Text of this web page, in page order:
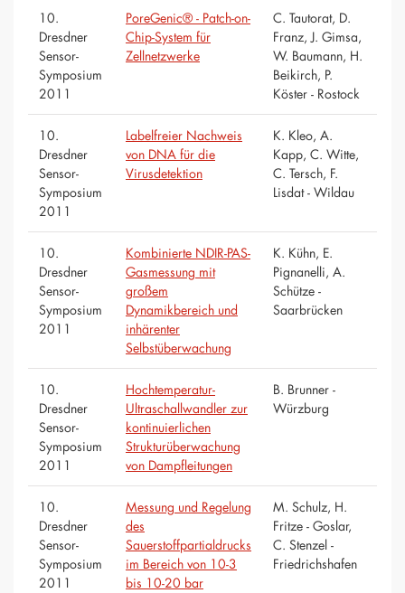
10.
Dresdner
Sensor-
Symposium
2011
PoreGenic® - Patch-on-
Chip-System für
Zellnetzwerke
C. Tautorat, D.
Franz, J. Gimsa,
W. Baumann, H.
Beikirch, P.
Köster - Rostock
10.
Dresdner
Sensor-
Symposium
2011
Labelfreier Nachweis
von DNA für die
Virusdetektion
K. Kleo, A.
Kapp, C. Witte,
C. Tersch, F.
Lisdat - Wildau
10.
Dresdner
Sensor-
Symposium
2011
Kombinierte NDIR-PAS-
Gasmessung mit
großem
Dynamikbereich und
inhärenter
Selbstüberwachung
K. Kühn, E.
Pignanelli, A.
Schütze -
Saarbrücken
10.
Dresdner
Sensor-
Symposium
2011
Hochtemperatur-
Ultraschallwandler zur
kontinuierlichen
Strukturüberwachung
von Dampfleitungen
B. Brunner -
Würzburg
10.
Dresdner
Sensor-
Symposium
2011
Messung und Regelung
des
Sauerstoffpartialdrucks
im Bereich von 10-3
bis 10-20 bar
M. Schulz, H.
Fritze - Goslar,
C. Stenzel -
Friedrichshafen